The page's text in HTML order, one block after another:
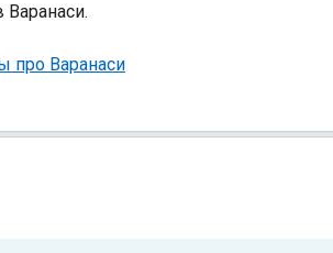
про Варанаси